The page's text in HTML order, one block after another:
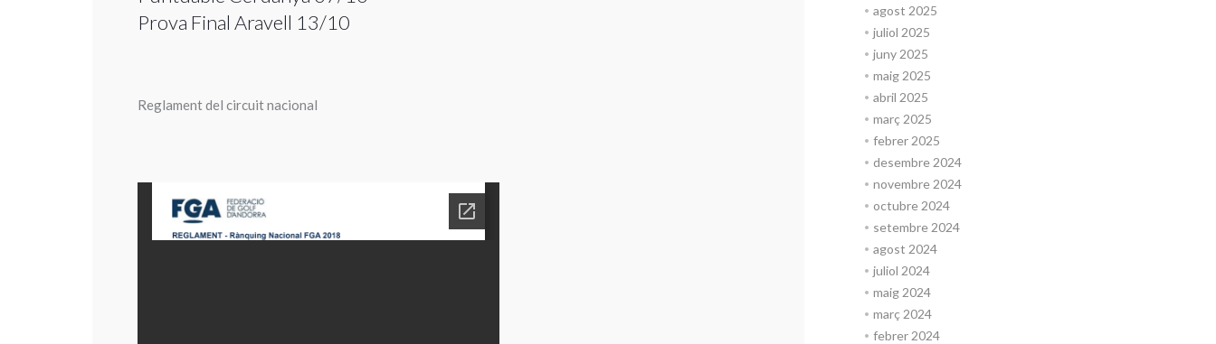
Prova Final Aravell 13/10
Reglament del circuit nacional
agost 2025
juliol 2025
juny 2025
maig 2025
abril 2025
març 2025
febrer 2025
desembre 2024
novembre 2024
octubre 2024
setembre 2024
agost 2024
juliol 2024
maig 2024
març 2024
febrer 2024